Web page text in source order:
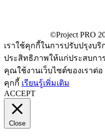
เราใช้คุกกี้ในการปรับปรุงบริ
ประสิทธิภาพให้แก่ประสบก
คุณใช้งานเว็บไซต์ของเราต่
คุกกี้ เรียนรู้เพิ่มเติม
ACCEPT
Close